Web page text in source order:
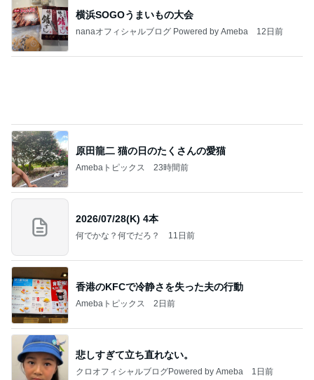
横浜SOGOうまいもの大会
nanaオフィシャルブログ Powered by Ameba 12日前
原田龍二 猫の日のたくさんの愛猫
Amebaトピックス 23時間前
2026/07/28(K) 4本
何でかな？何でだろ？ 11日前
香港のKFCで冷静さを失った夫の行動
Amebaトピックス 2日前
悲しすぎて立ち直れない。
クロオフィシャルブログPowered by Ameba 1日前